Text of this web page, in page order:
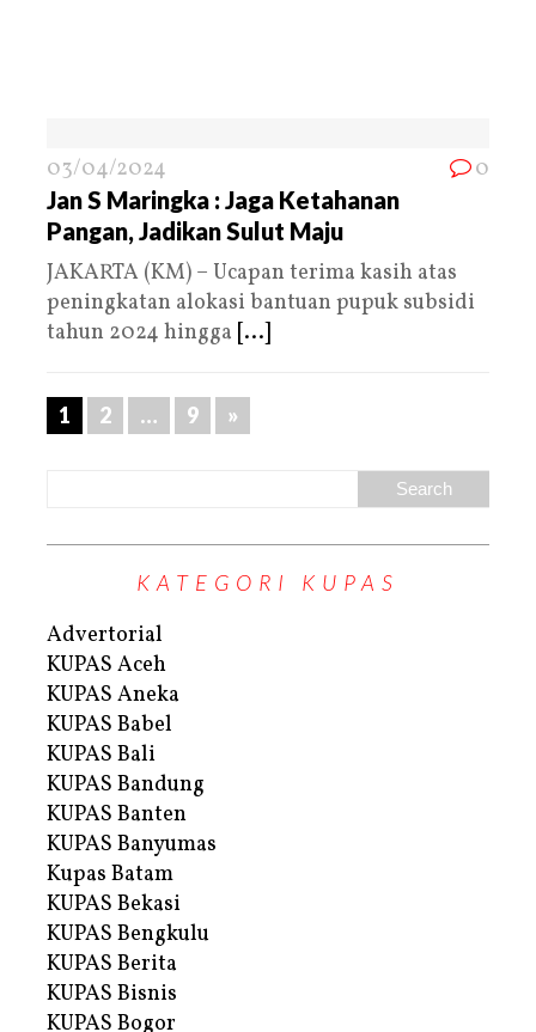
03/04/2024 0
Jan S Maringka : Jaga Ketahanan
Pangan, Jadikan Sulut Maju
JAKARTA (KM) – Ucapan terima kasih atas
peningkatan alokasi bantuan pupuk subsidi
tahun 2024 hingga [...]
1 2 … 9 »
KATEGORI KUPAS
Advertorial
KUPAS Aceh
KUPAS Aneka
KUPAS Babel
KUPAS Bali
KUPAS Bandung
KUPAS Banten
KUPAS Banyumas
Kupas Batam
KUPAS Bekasi
KUPAS Bengkulu
KUPAS Berita
KUPAS Bisnis
KUPAS Bogor